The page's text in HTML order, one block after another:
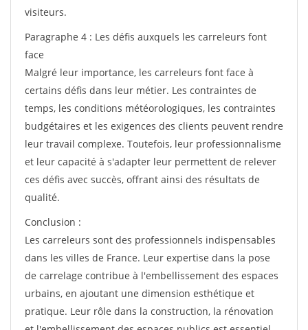
visiteurs.
Paragraphe 4 : Les défis auxquels les carreleurs font
face
Malgré leur importance, les carreleurs font face à
certains défis dans leur métier. Les contraintes de
temps, les conditions météorologiques, les contraintes
budgétaires et les exigences des clients peuvent rendre
leur travail complexe. Toutefois, leur professionnalisme
et leur capacité à s'adapter leur permettent de relever
ces défis avec succès, offrant ainsi des résultats de
qualité.
Conclusion :
Les carreleurs sont des professionnels indispensables
dans les villes de France. Leur expertise dans la pose
de carrelage contribue à l'embellissement des espaces
urbains, en ajoutant une dimension esthétique et
pratique. Leur rôle dans la construction, la rénovation